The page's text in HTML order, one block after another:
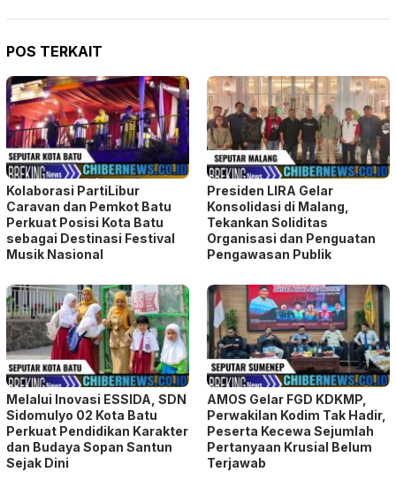
POS TERKAIT
Kolaborasi PartiLibur
Caravan dan Pemkot Batu
Perkuat Posisi Kota Batu
sebagai Destinasi Festival
Musik Nasional
Presiden LIRA Gelar
Konsolidasi di Malang,
Tekankan Soliditas
Organisasi dan Penguatan
Pengawasan Publik
Melalui Inovasi ESSIDA, SDN
Sidomulyo 02 Kota Batu
Perkuat Pendidikan Karakter
dan Budaya Sopan Santun
Sejak Dini
AMOS Gelar FGD KDKMP,
Perwakilan Kodim Tak Hadir,
Peserta Kecewa Sejumlah
Pertanyaan Krusial Belum
Terjawab